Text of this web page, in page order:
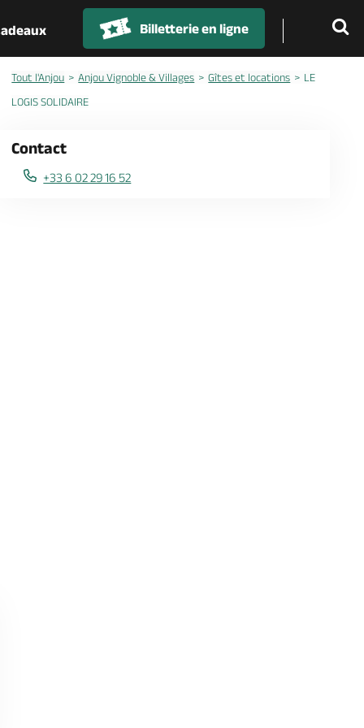
Billetterie en ligne
Tout l'Anjou Anjou Vignoble & Villages Gîtes et locations
LE
LOGIS SOLIDAIRE
Contact
+33 6 02 29 16 52